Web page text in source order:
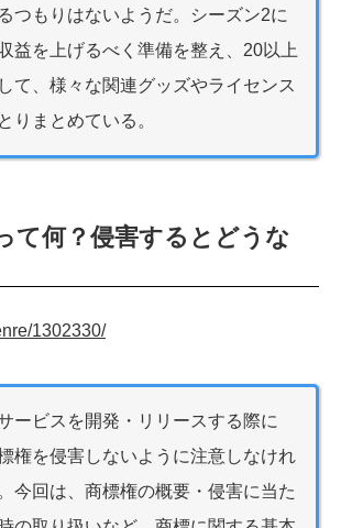
つもりはないようだ。シーズン2に
益を上げるべく準備を整え、20以上
て、様々な関連グッズやライセンス
りまとめている。
て何？侵害するとどうな
1302330/
ービスを開発・リリースする際に
権を侵害しないように注意しなけれ
今回は、商標権の概要・侵害に当た